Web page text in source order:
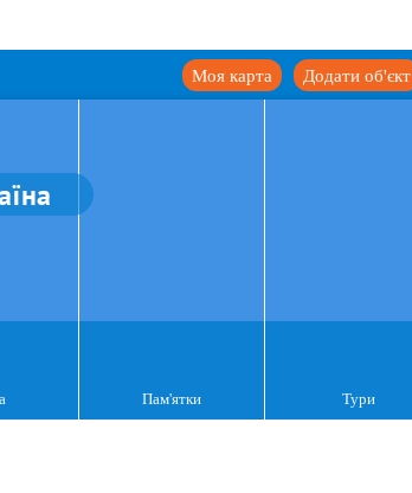
Додати об'єкт
Моя карта
Пам'ятки Тури